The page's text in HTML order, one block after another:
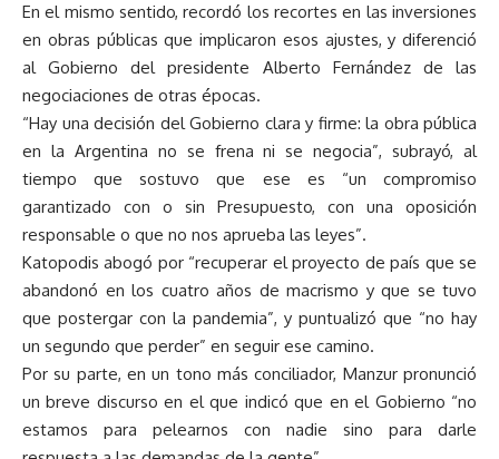
En el mismo sentido, recordó los recortes en las inversiones
en obras públicas que implicaron esos ajustes, y diferenció
al Gobierno del presidente Alberto Fernández de las
negociaciones de otras épocas.
“Hay una decisión del Gobierno clara y firme: la obra pública
en la Argentina no se frena ni se negocia”, subrayó, al
tiempo que sostuvo que ese es “un compromiso
garantizado con o sin Presupuesto, con una oposición
responsable o que no nos aprueba las leyes”.
Katopodis abogó por “recuperar el proyecto de país que se
abandonó en los cuatro años de macrismo y que se tuvo
que postergar con la pandemia”, y puntualizó que “no hay
un segundo que perder” en seguir ese camino.
Por su parte, en un tono más conciliador, Manzur pronunció
un breve discurso en el que indicó que en el Gobierno “no
estamos para pelearnos con nadie sino para darle